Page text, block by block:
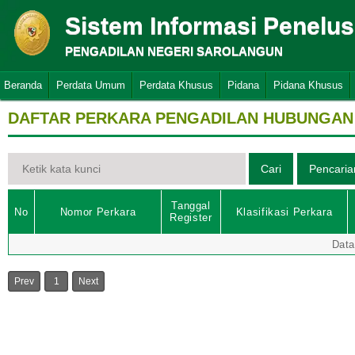
Sistem Informasi
PENGADILAN NEGERI SAROLANGUN
Beranda Perdata Umum Perdata Khusus Pidana Pidana Khusus
DAFTAR PERKARA PENGADILAN HUBUNGAN
No Nomor Perkara
Tanggal
Register
Klasifikasi Perkara
Prev 1 Next